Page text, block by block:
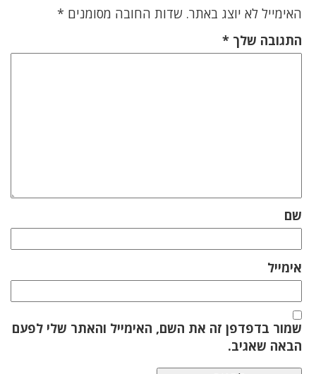
האימייל לא יוצג באתר. שדות החובה מסומנים *
התגובה שלך *
שם
אימייל
שמור בדפדפן זה את השם, האימייל והאתר שלי לפעם
הבאה שאגיב.